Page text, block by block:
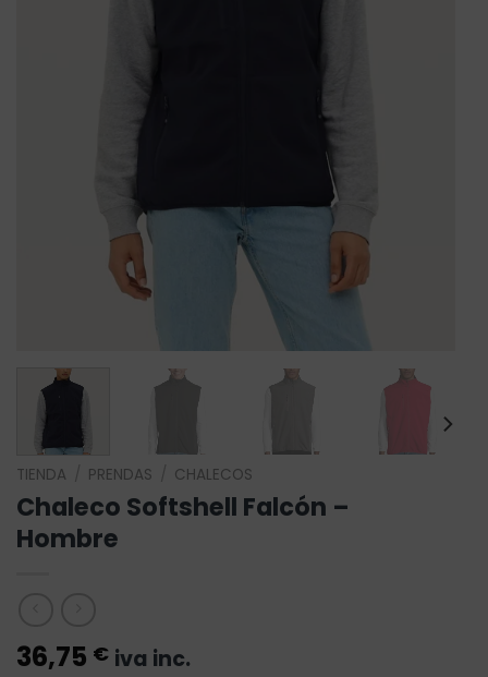
TIENDA PRENDAS CHALECOS
Chaleco Softshell Falcón –
Hombre
36,75 € iva inc.